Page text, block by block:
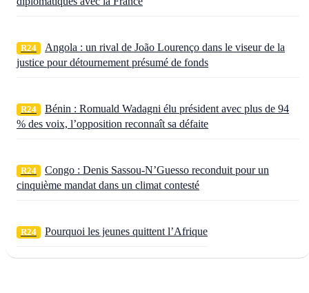
R24
Angola : un rival de João Lourenço dans le viseur de la
justice pour détournement présumé de fonds
R24
Bénin : Romuald Wadagni élu président avec plus de 94
% des voix, l’opposition reconnaît sa défaite
R24
Congo : Denis Sassou‑N’Guesso reconduit pour un
cinquième mandat dans un climat contesté
R24 Pourquoi les jeunes quittent l’Afrique